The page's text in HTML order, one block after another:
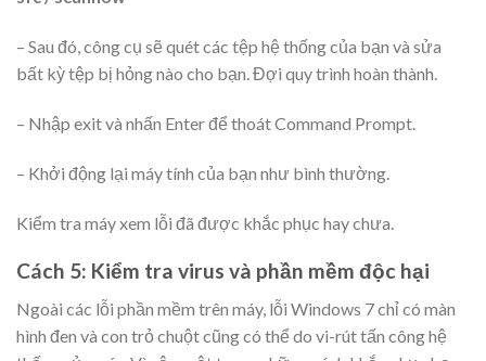
– Sau đó, công cụ sẽ quét các tệp hệ thống của bạn và sửa
bất kỳ tệp bị hỏng nào cho bạn. Đợi quy trình hoàn thành.
– Nhập exit và nhấn Enter để thoát Command Prompt.
– Khởi động lại máy tính của bạn như bình thường.
Kiểm tra máy xem lỗi đã được khắc phục hay chưa.
Cách 5: Kiểm tra virus và phần mềm độc hại
Ngoài các lỗi phần mềm trên máy, lỗi Windows 7 chỉ có màn
hình đen và con trỏ chuột cũng có thể do vi-rút tấn công hệ